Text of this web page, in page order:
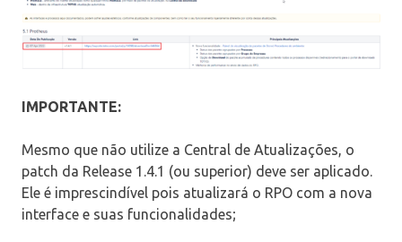
IMPORTANTE:
Mesmo que não utilize a Central de Atualizações, o
patch da Release 1.4.1 (ou superior) deve ser aplicado.
Ele é imprescindível pois atualizará o RPO com a nova
interface e suas funcionalidades;